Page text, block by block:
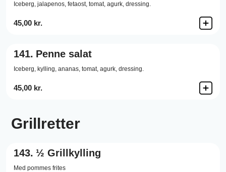
Iceberg, jalapenos, fetaost, tomat, agurk, dressing.
45,00 kr.
141. Penne salat
Iceberg, kylling, ananas, tomat, agurk, dressing.
45,00 kr.
Grillretter
143. ½ Grillkylling
Med pommes frites